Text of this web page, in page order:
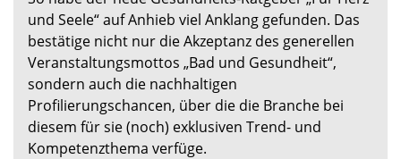
und Seele“ auf Anhieb viel Anklang gefunden. Das
bestätige nicht nur die Akzeptanz des generellen
Veranstaltungsmottos „Bad und Gesundheit“,
sondern auch die nachhaltigen
Profilierungschancen, über die die Branche bei
diesem für sie (noch) exklusiven Trend- und
Kompetenzthema verfüge.